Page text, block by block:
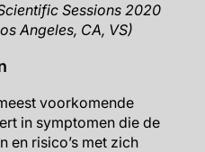
Sessions 2020
Angeles, CA, VS)
voorkomende
in symptomen die de
en risico’s met zich